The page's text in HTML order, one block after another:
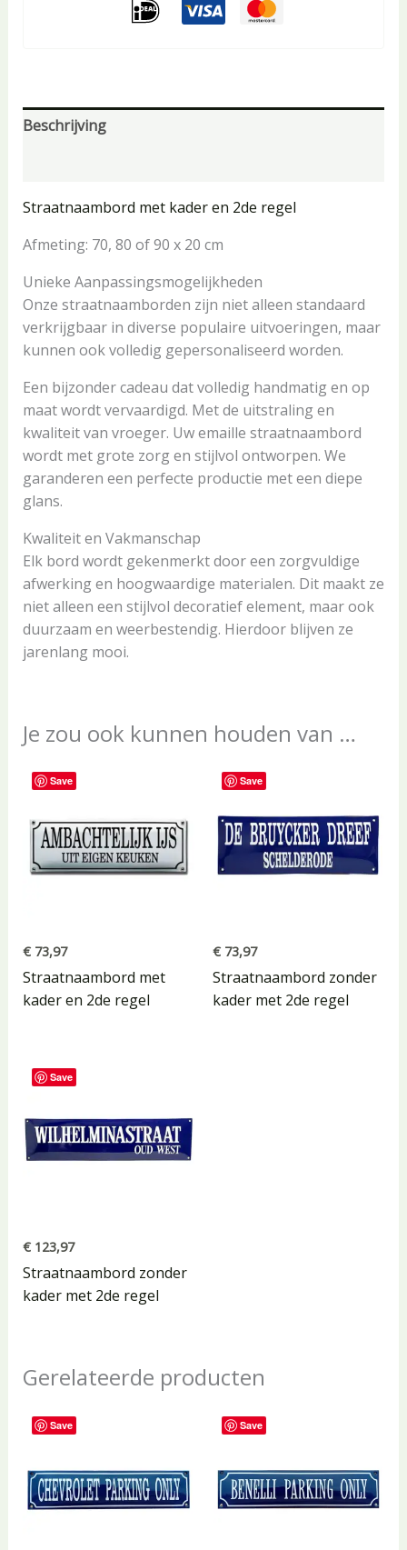
Beschrijving
Straatnaambord met kader en 2de regel
Afmeting: 70, 80 of 90 x 20 cm
Unieke Aanpassingsmogelijkheden
Onze straatnaamborden zijn niet alleen standaard
verkrijgbaar in diverse populaire uitvoeringen, maar
kunnen ook volledig gepersonaliseerd worden.
Een bijzonder cadeau dat volledig handmatig en op
maat wordt vervaardigd. Met de uitstraling en
kwaliteit van vroeger. Uw emaille straatnaambord
wordt met grote zorg en stijlvol ontworpen. We
garanderen een perfecte productie met een diepe
glans.
Kwaliteit en Vakmanschap
Elk bord wordt gekenmerkt door een zorgvuldige
afwerking en hoogwaardige materialen. Dit maakt ze
niet alleen een stijlvol decoratief element, maar ook
duurzaam en weerbestendig. Hierdoor blijven ze
jarenlang mooi.
Je zou ook kunnen houden van …
Save
€73,97
Straatnaambord met
kader en 2de regel
Save
€ 73,97
Straatnaambord zonder
kader met 2de regel
Save
€123,97
Straatnaambord zonder
kader met 2de regel
Gerelateerde producten
Save Save